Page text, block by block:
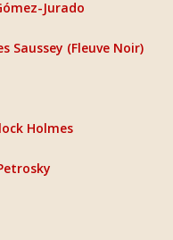
Jurado
Saussey (Fleuve Noir)
Holmes